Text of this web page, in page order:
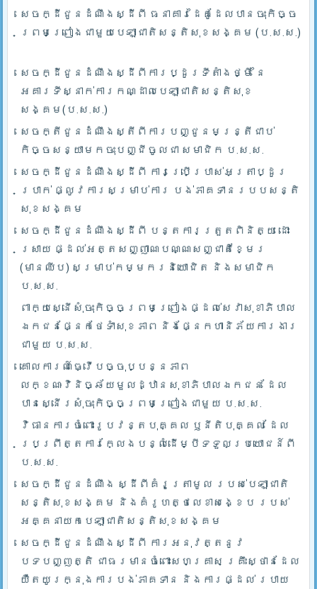
សេចក្ដីជូនដំណឹងស្ដីពី ធនាគារដៃគូដែលបានចុះកិច្ច
ព្រមព្រៀងជាមួយបេឡាជាតិសន្តិសុខសង្គម (ប.ស.ស.)
សេចក្ដីជូនដំណឹងស្ដីពីការប្ដូរទីតាំងថ្មី នៃ
អគារទីស្នាក់ការកណ្ដាលបេឡាជាតិសន្តិសុខ
សង្គម(ប.ស.ស.)
សេចក្តីជូនដំណឹងស្តីពីការបញ្ជូនមន្រ្តីជាប់
កិច្ចសន្យាមកចុះបញ្ជីចូលជា សមាជិក ប.ស.ស.
សេចក្ដីជូនដំណឹងស្ដីពី ការប្រើប្រាស់អត្រាប្ដូរ
ប្រាក់ ផ្លូវការសម្រាប់ការ បង់ភាគទានរបបសន្តិ
សុខសង្គម
សេចក្ដីជូនដំណឹងស្ដីពី បន្តការត្រួតពិនិត្យ ដោះ
ស្រាយ ផ្ដល់អត្តសញ្ញាណបណ្ណសញ្ជាតិខ្មែរ
(មានឈីប) សម្រាប់កម្មករនិយោជិត និងសមាជិក
ប.ស.ស.
ពាក្យស្នើសុំចុះកិច្ចព្រមព្រៀងផ្ដល់សេវាសុខាភិបាល
ឯកជនផ្នែកថែទាំសុខភាព និងផ្នែកហានិភ័យការងារ
ជាមួយ ប.ស.ស.
គោលការណ៍ធ្វើបច្ចុប្បន្នភាព
លក្ខណៈវិនិច្ឆ័យមួលដ្ឋានសុខាភិបាលឯកជន ដែល
បានស្នើរសុំចុះកិច្ចព្រមព្រៀងជាមួយ ប.ស.ស.
វិធានការចំពោះរូបវន្តបុគ្គល ឫនីតិបុគ្គល ដែល
ប្រព្រឹត្តការក្លែងបន្លំដើម្បីទទួលប្រយោជន៍ពី
ប.ស.ស.
សេចក្ដីជូនដំណឹង ស្ដីពីគំរូត្រាមូល របស់បេឡាជាតិ
សន្តិសុខសង្គម និងគំរូហត្ថលេខាសង្ខេប របស់
អគ្គនាយកបេឡាជាតិសន្តិសុខសង្គម
សេចក្ដីជូនដំណឹងស្ដីពី ការអនុវត្តនូវ
បទបញ្ញត្តិ ជាធរមានចំពោះសហគ្រាស គ្រឹះស្ថានដែល
យឺតយូរក្នុងការបង់ភាគទាន និងការផ្ដល់ របាយ